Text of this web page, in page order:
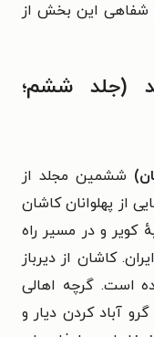
شفاهی این بخش از
(جلد ششم؛
ششمین مجلد از
از پهلوانان کاشان
و در مسیر راه
کاشان از دیرباز
است. گرچه اهالی
آباد کردن دیار و